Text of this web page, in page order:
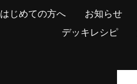
はじめての方へ お知らせ
デッキレシピ